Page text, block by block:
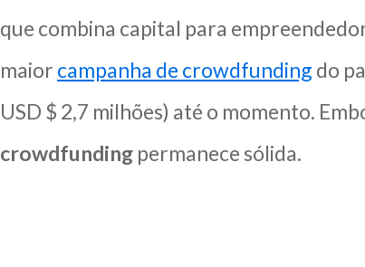
que combina capital para
maior campanha de crowdfunding do
USD $ 2,7 milhões) até o momento.
crowdfunding permanece sólida.